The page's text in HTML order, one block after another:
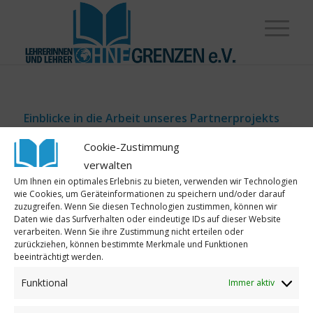
Cookie-Zustimmung
verwalten
Um Ihnen ein optimales Erlebnis zu bieten, verwenden wir Technologien
wie Cookies, um Geräteinformationen zu speichern und/oder darauf
zuzugreifen. Wenn Sie diesen Technologien zustimmen, können wir
Daten wie das Surfverhalten oder eindeutige IDs auf dieser Website
verarbeiten. Wenn Sie ihre Zustimmung nicht erteilen oder
zurückziehen, können bestimmte Merkmale und Funktionen
beeinträchtigt werden.
Funktional Immer aktiv
Einblicke in die Arbeit unseres Partnerprojekts
in Mombasa
Im Oktober 2022 war Anja Friedrich, Gründerin des
Vereins „Little Angel – EMRA Hope & Eco e.V.“ für
mehrere Wochen vor Ort in Mombasa und
besuchte mehrere Projekte. Einblicke in die
vielfältige Projektarbeit gibt eshierzu sehen.
Lehrerinnen und Lehrer ohne Grenzen e.V.
unterstützt die Little Angels im Rahmen von